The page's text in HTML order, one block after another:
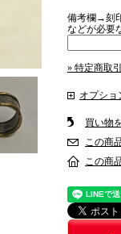
備考欄→刻
などが必要
» 特定商取
オプショ
買い物
この商
この商